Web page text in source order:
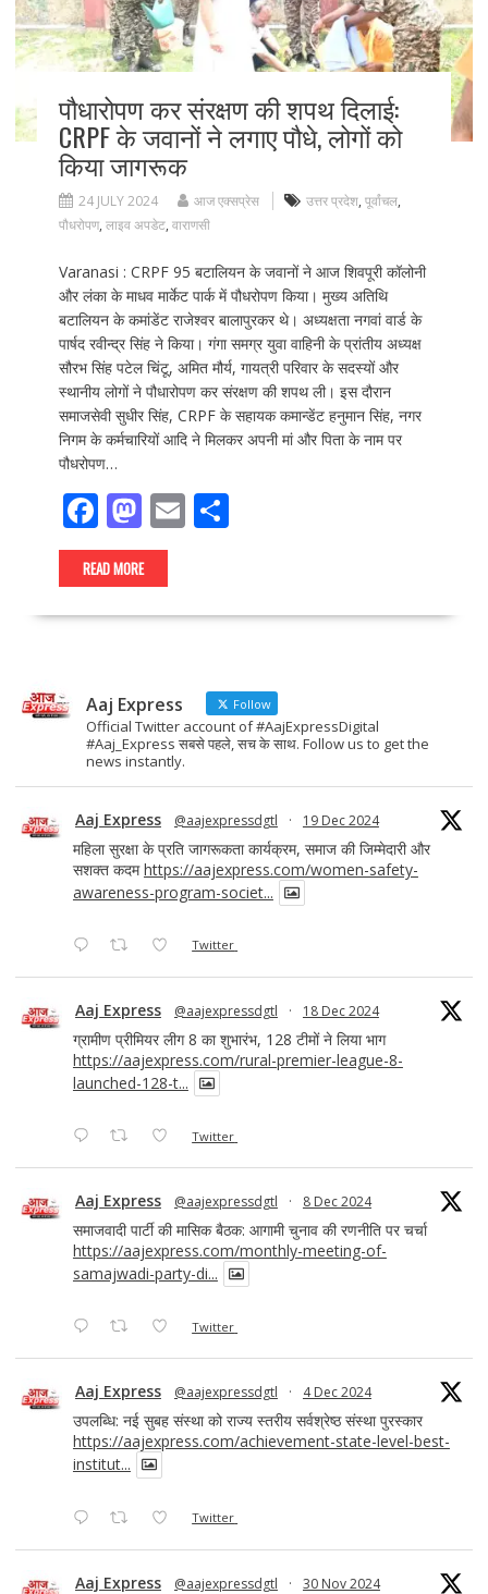
पौधारोपण कर संरक्षण की शपथ दिलाई:
CRPF के जवानों ने लगाए पौधे, लोगों को
किया जागरूक
24 JULY 2024 आज एक्सप्रेस उत्तर प्रदेश, पूर्वांचल,
पौधरोपण, लाइव अपडेट, वाराणसी
Varanasi : CRPF 95 बटालियन के जवानों ने आज शिवपूरी कॉलोनी
और लंका के माधव मार्केट पार्क में पौधरोपण किया। मुख्य अतिथि
बटालियन के कमांडेंट राजेश्वर बालापुरकर थे। अध्यक्षता नगवां वार्ड के
पार्षद रवीन्द्र सिंह ने किया। गंगा समग्र युवा वाहिनी के प्रांतीय अध्यक्ष
सौरभ सिंह पटेल चिंटू, अमित मौर्य, गायत्री परिवार के सदस्यों और
स्थानीय लोगों ने पौधारोपण कर संरक्षण की शपथ ली। इस दौरान
समाजसेवी सुधीर सिंह, CRPF के सहायक कमान्डेंट हनुमान सिंह, नगर
निगम के कर्मचारियों आदि ने मिलकर अपनी मां और पिता के नाम पर
पौधरोपण…
F
ac
e
b
k
M
as
to
d
E
l
S
e
READ MORE
Aaj Express Follow
Official Twitter account of #AajExpressDigital
#Aaj_Express सबसे पहले, सच के साथ. Follow us to get the
news instantly.
Aaj Express @aajexpressdgtl · 19 Dec 2024
महिला सुरक्षा के प्रति जागरूकता कार्यक्रम, समाज की जिम्मेदारी और
सशक्त कदमhttps://aajexpress.com/women-safety-
awareness-program-societ...
Twitter
Aaj Express @aajexpressdgtl · 18 Dec 2024
ग्रामीण प्रीमियर लीग 8 का शुभारंभ, 128 टीमों ने लिया भाग
https://aajexpress.com/rural-premier-league-8-
launched-128-t...
Twitter
Aaj Express @aajexpressdgtl · 8 Dec 2024
समाजवादी पार्टी की मासिक बैठक: आगामी चुनाव की रणनीति पर चर्चा
https://aajexpress.com/monthly-meeting-of-
samajwadi-party-di...
Twitter
Aaj Express @aajexpressdgtl · 4 Dec 2024
उपलब्धि: नई सुबह संस्था को राज्य स्तरीय सर्वश्रेष्ठ संस्था पुरस्कार
https://aajexpress.com/achievement-state-level-best-
institut...
Twitter
Aaj Express @aajexpressdgtl · 30 Nov 2024